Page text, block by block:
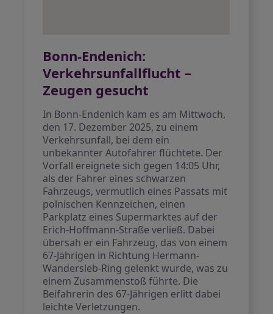
Bonn-Endenich:
Verkehrsunfallflucht –
Zeugen gesucht
In Bonn-Endenich kam es am Mittwoch,
den 17. Dezember 2025, zu einem
Verkehrsunfall, bei dem ein
unbekannter Autofahrer flüchtete. Der
Vorfall ereignete sich gegen 14:05 Uhr,
als der Fahrer eines schwarzen
Fahrzeugs, vermutlich eines Passats mit
polnischen Kennzeichen, einen
Parkplatz eines Supermarktes auf der
Erich-Hoffmann-Straße verließ. Dabei
übersah er ein Fahrzeug, das von einem
67-Jährigen in Richtung Hermann-
Wandersleb-Ring gelenkt wurde, was zu
einem Zusammenstoß führte. Die
Beifahrerin des 67-Jährigen erlitt dabei
leichte Verletzungen.